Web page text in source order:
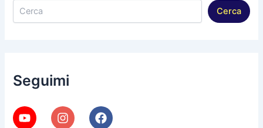
Cerca
Cerca
Seguimi